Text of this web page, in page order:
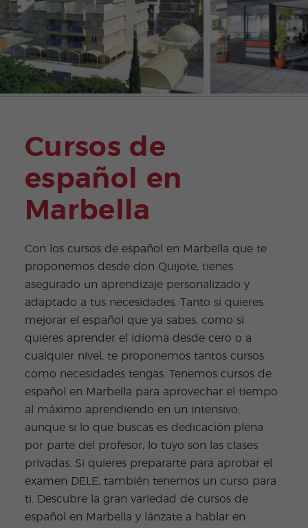
Cursos de
español en
Marbella
Con los cursos de español en Marbella que te
proponemos desde don Quijote, tienes
asegurado un aprendizaje personalizado y
adaptado a tus necesidades. Tanto si quieres
mejorar el español que ya sabes, como si
quieres aprender el idioma desde cero o a
cualquier nivel, te proponemos tantos cursos
como necesidades tengas. Tenemos cursos de
español en Marbella para aprovechar el tiempo
al máximo aprendiendo en un intensivo;
aunque si lo que buscas es dedicación plena
por parte del profesor, lo tuyo son las clases
privadas. Si quieres prepararte para aprobar el
examen DELE, también tenemos un curso para
ti. Descubre la gran variedad de cursos de
español en Marbella y lánzate a hablar en